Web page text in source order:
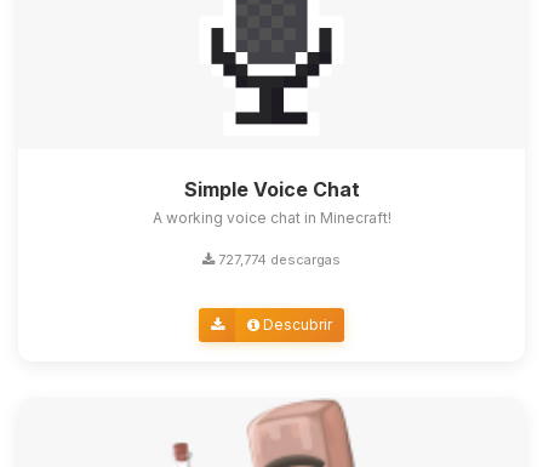
Simple Voice Chat
A working voice chat in Minecraft!
727,774 descargas
Descubrir